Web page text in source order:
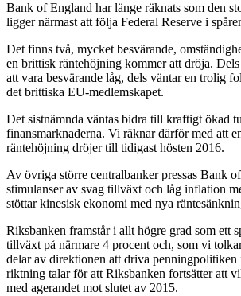
Bank of England har länge räknats som den
ligger närmast att följa Federal Reserve i
Det finns två, mycket besvärande,
en brittisk räntehöjning kommer att dröja.
att vara besvärande låg, dels väntar en trolig
det brittiska EU-medlemskapet.
Det sistnämnda väntas bidra till kraftigt ökad
finansmarknaderna. Vi räknar därför med att
räntehöjning dröjer till tidigast hösten 2016.
Av övriga större centralbanker pressas Bank
stimulanser av svag tillväxt och låg inflation
stöttar kinesisk ekonomi med nya
Riksbanken framstår i allt högre grad som ett
tillväxt på närmare 4 procent och, som vi
delar av direktionen att driva penningpolitiken
riktning talar för att Riksbanken fortsätter att
med agerandet mot slutet av 2015.